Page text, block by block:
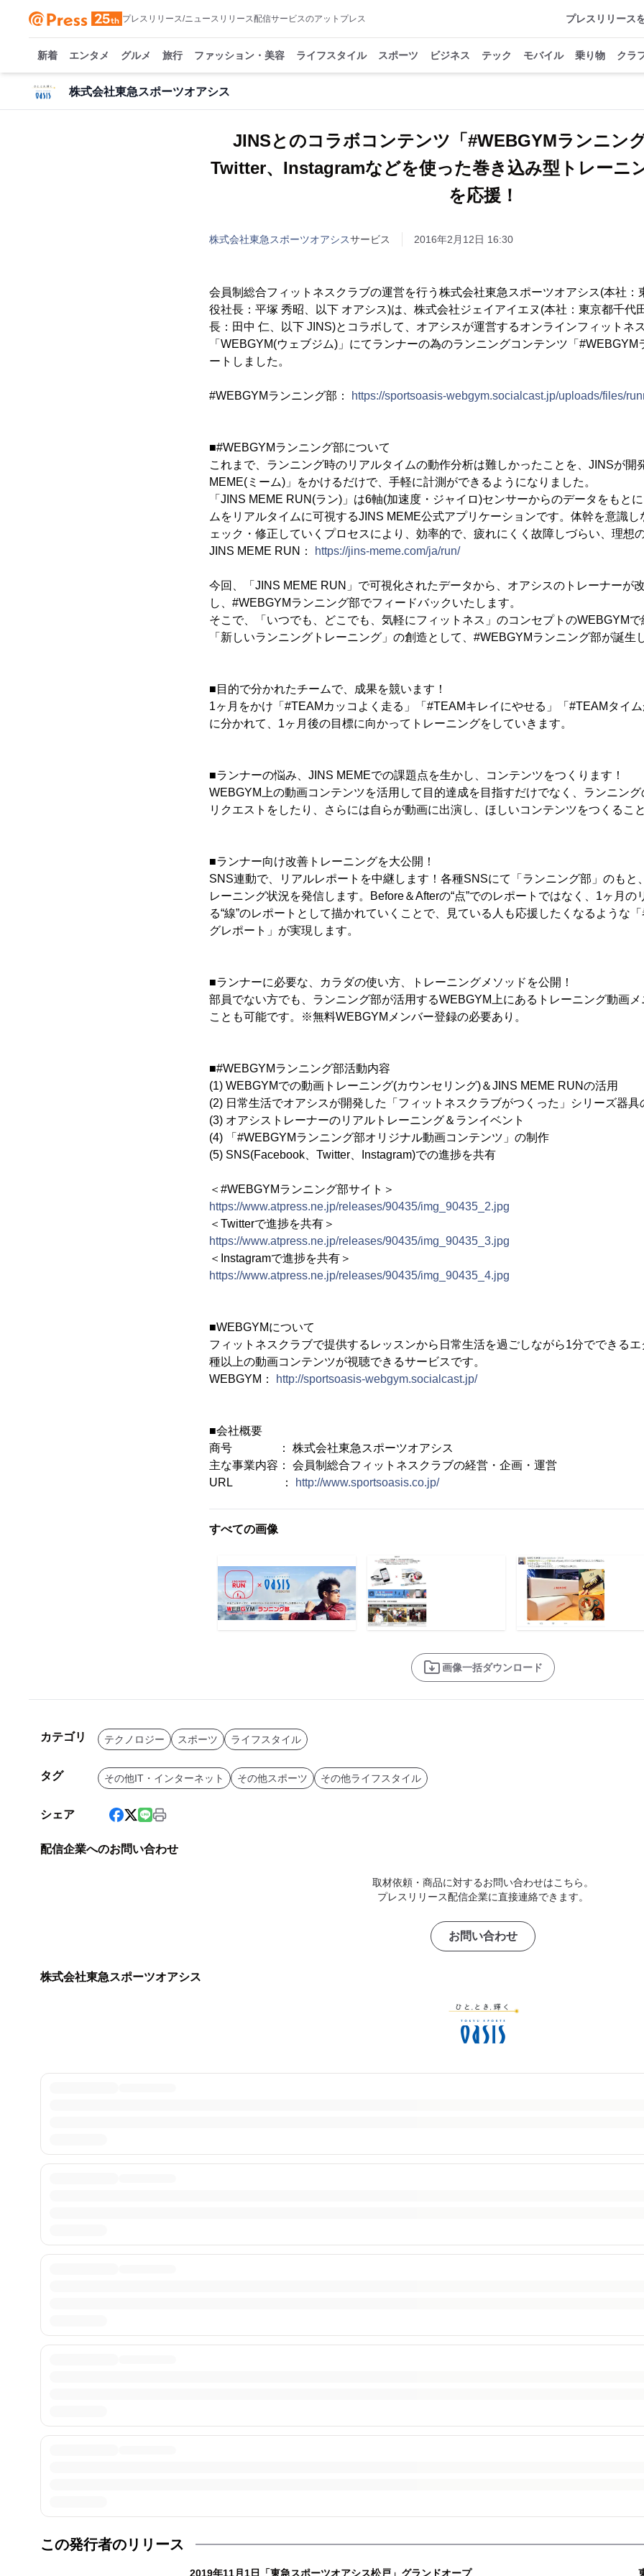
プレスリリース/ニュースリリース配信サービスのアットプレス プレスリリース
新着 エンタメ グルメ 旅行 ファッション・美容 ライフスタイル スポーツ ビジネス テック モバイル 乗り物 クラ
株式会社東急スポーツオアシス
JINSとのコラボコンテンツ「#WEBGYMランニン
Twitter、Instagramなどを使った巻き込み型トレーニ
を応援！
株式会社東急スポーツオアシスサービス 2016年2月12日 16:30
会員制総合フィットネスクラブの運営を行う株式会社東急スポーツオアシス(本社：
役社長：平塚 秀昭、以下 オアシス)は、株式会社ジェイアイエヌ(本社：東京都千代
長：田中 仁、以下 JINS)とコラボして、オアシスが運営するオンラインフィットネ
「WEBGYM(ウェブジム)」にてランナーの為のランニングコンテンツ「#WEBGYM
ートしました。
#WEBGYMランニング部： https://sportsoasis-webgym.socialcast.jp/uploads/files/
■#WEBGYMランニング部について
これまで、ランニング時のリアルタイムの動作分析は難しかったことを、JINSが開
MEME(ミーム)」をかけるだけで、手軽に計測ができるようになりました。
「JINS MEME RUN(ラン)」は6軸(加速度・ジャイロ)センサーからのデータをもと
ムをリアルタイムに可視するJINS MEME公式アプリケーションです。体幹を意識
ェック・修正していくプロセスにより、効率的で、疲れにくく故障しづらい、理想
JINS MEME RUN：
https://jins-meme.com/ja/run/
今回、「JINS MEME RUN」で可視化されたデータから、オアシスのトレーナーが
し、#WEBGYMランニング部でフィードバックいたします。
そこで、「いつでも、どこでも、気軽にフィットネス」のコンセプトのWEBGYMで
「新しいランニングトレーニング」の創造として、#WEBGYMランニング部が誕生
■目的で分かれたチームで、成果を競います！
1ヶ月をかけ「#TEAMカッコよく走る」「#TEAMキレイにやせる」「#TEAMタイ
に分かれて、1ヶ月後の目標に向かってトレーニングをしていきます。
■ランナーの悩み、JINS MEMEでの課題点を生かし、コンテンツをつくります！
WEBGYM上の動画コンテンツを活用して目的達成を目指すだけでなく、ランニン
リクエストをしたり、さらには自らが動画に出演し、ほしいコンテンツをつくるこ
■ランナー向け改善トレーニングを大公開！
SNS連動で、リアルレポートを中継します！各種SNSにて「ランニング部」のもと
レーニング状況を発信します。Before＆Afterの“点”でのレポートではなく、1ヶ月の
る“線”のレポートとして描かれていくことで、見ている人も応援したくなるような
グレポート」が実現します。
■ランナーに必要な、カラダの使い方、トレーニングメソッドを公開！
部員でない方でも、ランニング部が活用するWEBGYM上にあるトレーニング動画メ
ことも可能です。※無料WEBGYMメンバー登録の必要あり。
■#WEBGYMランニング部活動内容
(1) WEBGYMでの動画トレーニング(カウンセリング)＆JINS MEME RUNの活用
(2) 日常生活でオアシスが開発した「フィットネスクラブがつくった」シリーズ器具
(3) オアシストレーナーのリアルトレーニング＆ランイベント
(4) 「#WEBGYMランニング部オリジナル動画コンテンツ」の制作
(5) SNS(Facebook、Twitter、Instagram)での進捗を共有
＜#WEBGYMランニング部サイト＞
https://www.atpress.ne.jp/releases/90435/img_90435_2.jpg
＜Twitterで進捗を共有＞
https://www.atpress.ne.jp/releases/90435/img_90435_3.jpg
＜Instagramで進捗を共有＞
https://www.atpress.ne.jp/releases/90435/img_90435_4.jpg
■WEBGYMについて
フィットネスクラブで提供するレッスンから日常生活を過ごしながら1分でできる
種以上の動画コンテンツが視聴できるサービスです。
WEBGYM：
http://sportsoasis-webgym.socialcast.jp/
■会社概要
商号 ： 株式会社東急スポーツオアシス
主な事業内容： 会員制総合フィットネスクラブの経営・企画・運営
URL ：
http://www.sportsoasis.co.jp/
すべての画像
画像一括ダウンロード
カテゴリ テクノロジー スポーツ ライフスタイル
タグ その他IT・インターネット その他スポーツ その他ライフスタイル
シェア
配信企業へのお問い合わせ
取材依頼・商品に対するお問い合わせはこちら。
プレスリリース配信企業に直接連絡できます。
お問い合わせ
株式会社東急スポーツオアシス
この発行者のリリース
2019年11月1日「東急スポーツオアシス松戸」グランドオープ